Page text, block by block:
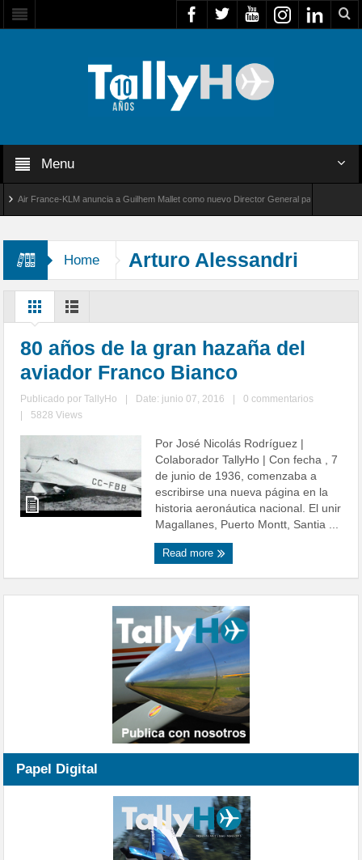
Menu
France-KLM anuncia a Guilhem Mallet como nuevo Director General para América Latina
Home
Arturo Alessandri
Palma
80 años de la gran hazaña del
aviador Franco Bianco
Publicado porTallyHo Date: junio 07, 2016
0 commentarios
5828 Views
Por José Nicolás Rodríguez |
Colaborador TallyHo | Con fecha , 7
de junio de 1936, comenzaba a
escribirse una nueva página en la
historia aeronáutica nacional. El unir
Magallanes, Puerto Montt, Santia ...
Read more
Papel Digital